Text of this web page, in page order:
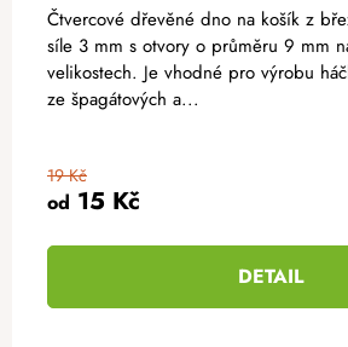
od 15 Kč
19 Kč
DETAIL
Čtvercové dřevěné dno na košík z
síle 3 mm s otvory o průměru 9 mm
velikostech. Je vhodné pro výrobu
ze špagátových a...